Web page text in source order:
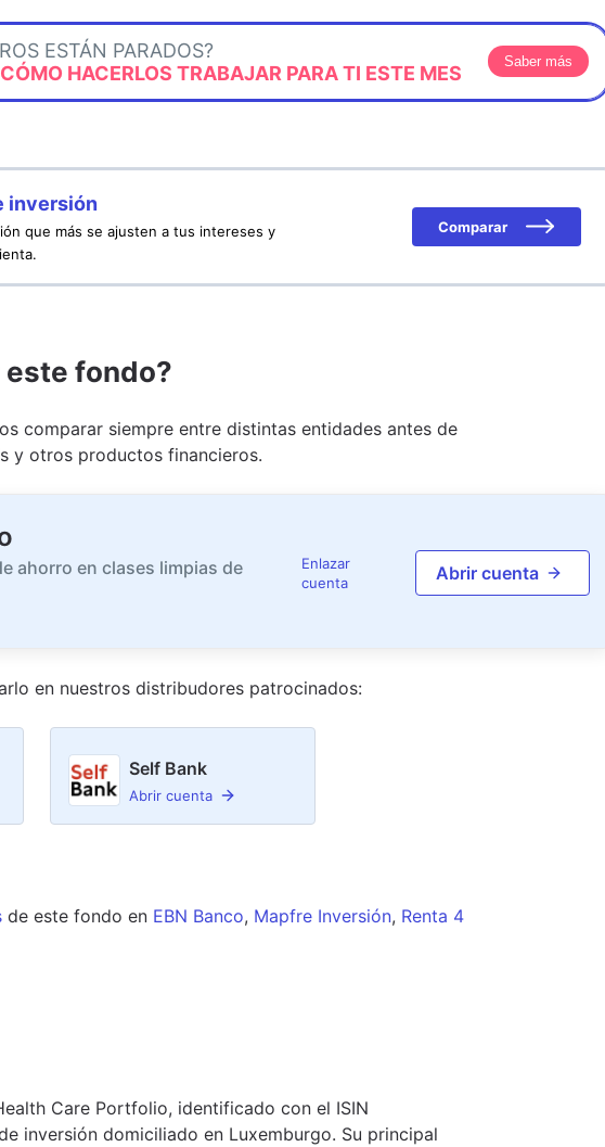
ESTÁN PARADOS?
HACERLOS TRABAJAR PARA TI ESTE MES
Saber más
inversión
que más se ajusten a tus intereses y
Comparar
fondo?
comparar siempre entre distintas entidades antes de
y otros productos financieros.
ahorro en clases limpias de
Enlazar
cuenta
Abrir cuenta
en nuestros distribudores patrocinados:
Self Bank
Abrir cuenta
de este fondo en EBN Banco, Mapfre Inversión, Renta 4
Care Portfolio, identificado con el ISIN
inversión domiciliado en Luxemburgo. Su principal